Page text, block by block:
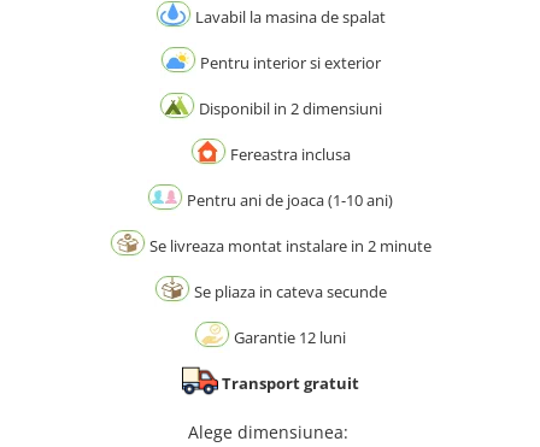
Lavabil la masina de spalat
Pentru interior si exterior
Disponibil in 2 dimensiuni
Fereastra inclusa
Pentru ani de joaca (1-10 ani)
Se livreaza montat instalare in 2 minute
Se pliaza in cateva secunde
Garantie 12 luni
Transport gratuit
Alege dimensiunea: